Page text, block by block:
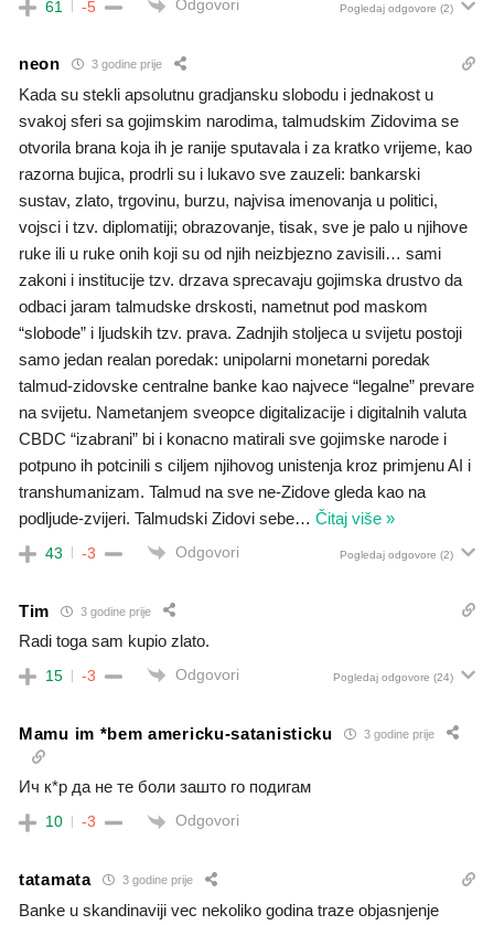
61 -5 Odgovori Pogledaj odgovore (2)
neon 3 godine prije
Kada su stekli apsolutnu gradjansku slobodu i jednakost u
svakoj sferi sa gojimskim narodima, talmudskim Zidovima se
otvorila brana koja ih je ranije sputavala i za kratko vrijeme, kao
razorna bujica, prodrli su i lukavo sve zauzeli: bankarski
sustav, zlato, trgovinu, burzu, najvisa imenovanja u politici,
vojsci i tzv. diplomatiji; obrazovanje, tisak, sve je palo u njihove
ruke ili u ruke onih koji su od njih neizbjezno zavisili… sami
zakoni i institucije tzv. drzava sprecavaju gojimska drustvo da
odbaci jaram talmudske drskosti, nametnut pod maskom
“slobode” i ljudskih tzv. prava. Zadnjih stoljeca u svijetu postoji
samo jedan realan poredak: unipolarni monetarni poredak
talmud-zidovske centralne banke kao najvece “legalne” prevare
na svijetu. Nametanjem sveopce digitalizacije i digitalnih valuta
CBDC “izabrani” bi i konacno matirali sve gojimske narode i
potpuno ih potcinili s ciljem njihovog unistenja kroz primjenu AI i
transhumanizam. Talmud na sve ne-Zidove gleda kao na
podljude-zvijeri. Talmudski Zidovi sebe… Čitaj više »
43 -3 Odgovori Pogledaj odgovore (2)
Tim 3 godine prije
Radi toga sam kupio zlato.
15 -3 Odgovori Pogledaj odgovore (24)
Mamu im *bem americku-satanisticku 3 godine prije
Ич к*р да не те боли зашто го подигам
10 -3 Odgovori
tatamata 3 godine prije
Banke u skandinaviji vec nekoliko godina traze objasnjenje